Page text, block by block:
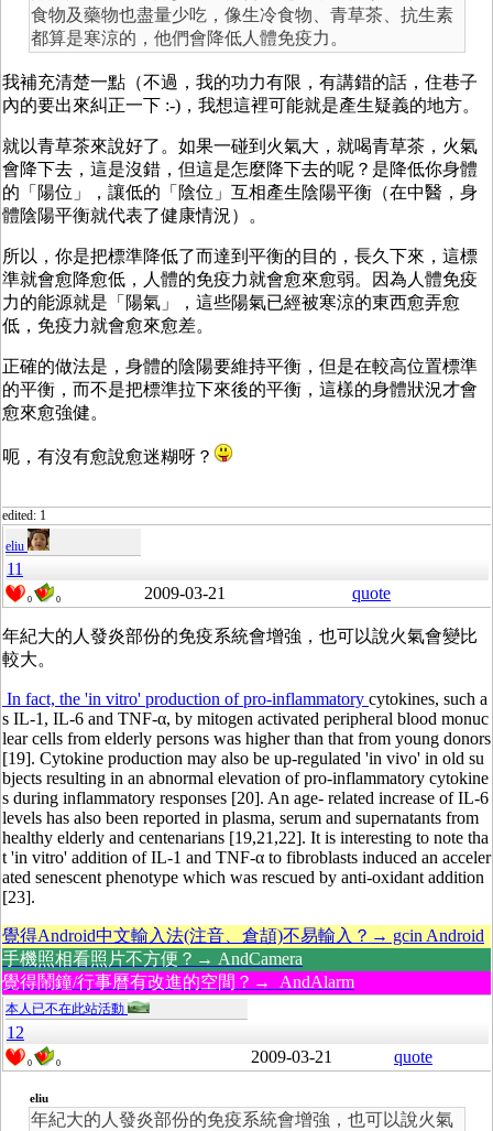
食物及藥物也盡量少吃，像生冷食物、青草茶、抗生素
都算是寒涼的，他們會降低人體免疫力。
我補充清楚一點（不過，我的功力有限，有講錯的話，住巷子
內的要出來糾正一下 :-)，我想這裡可能就是產生疑義的地方。
就以青草茶來說好了。如果一碰到火氣大，就喝青草茶，火氣
會降下去，這是沒錯，但這是怎麼降下去的呢？是降低你身體
的「陽位」，讓低的「陰位」互相產生陰陽平衡（在中醫，身
體陰陽平衡就代表了健康情況）。
所以，你是把標準降低了而達到平衡的目的，長久下來，這標
準就會愈降愈低，人體的免疫力就會愈來愈弱。因為人體免疫
力的能源就是「陽氣」，這些陽氣已經被寒涼的東西愈弄愈
低，免疫力就會愈來愈差。
正確的做法是，身體的陰陽要維持平衡，但是在較高位置標準
的平衡，而不是把標準拉下來後的平衡，這樣的身體狀況才會
愈來愈強健。
呃，有沒有愈說愈迷糊呀？
edited: 1
eliu
11
0 0 2009-03-21 quote
年紀大的人發炎部份的免疫系統會增強，也可以說火氣會變比
較大。
In fact, the 'in vitro' production of pro-inflammatory cytokines, such a
s IL-1, IL-6 and TNF-α, by mitogen activated peripheral blood monuc
lear cells from elderly persons was higher than that from young donors
[19]. Cytokine production may also be up-regulated 'in vivo' in old su
bjects resulting in an abnormal elevation of pro-inflammatory cytokine
s during inflammatory responses [20]. An age- related increase of IL-6
levels has also been reported in plasma, serum and supernatants from
healthy elderly and centenarians [19,21,22]. It is interesting to note tha
t 'in vitro' addition of IL-1 and TNF-α to fibroblasts induced an acceler
ated senescent phenotype which was rescued by anti-oxidant addition
[23].
覺得Android中文輸入法(注音、倉頡)不易輸入？→ gcin Android
手機照相看照片不方便？→ AndCamera
覺得鬧鐘/行事曆有改進的空間？→ AndAlarm
本人已不在此站活動
12
0 0 2009-03-21 quote
eliu
年紀大的人發炎部份的免疫系統會增強，也可以說火氣